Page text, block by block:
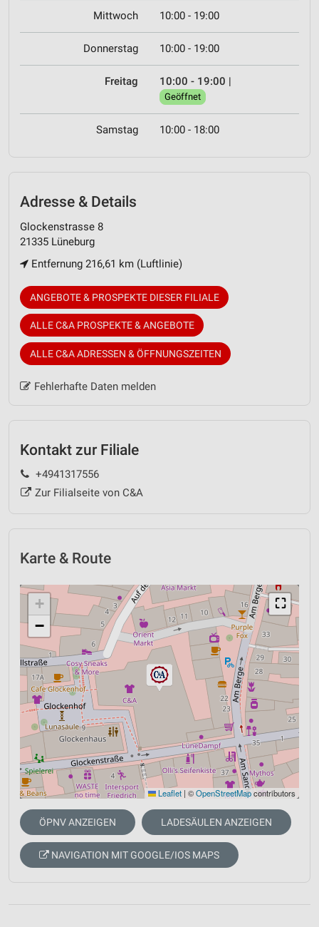
Mittwoch 10:00 - 19:00
Donnerstag 10:00 - 19:00
Freitag 10:00 - 19:00 |
Geöffnet
Samstag 10:00 - 18:00
Adresse & Details
Glockenstrasse 8
21335 Lüneburg
Entfernung 216,61 km (Luftlinie)
ANGEBOTE & PROSPEKTE DIESER FILIALE
ALLE C&A PROSPEKTE & ANGEBOTE
ALLE C&A ADRESSEN & ÖFFNUNGSZEITEN
Fehlerhafte Daten melden
Kontakt zur Filiale
+4941317556
Zur Filialseite von C&A
Karte & Route
⛶
+
−
Leaflet | ©OpenStreetMapcontributors
ÖPNV ANZEIGEN LADESÄULEN ANZEIGEN
NAVIGATION MIT GOOGLE/IOS MAPS